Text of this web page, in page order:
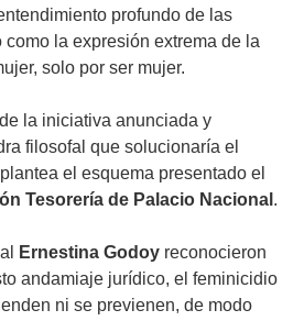
profundo de las
la expresión extrema de la
solo por ser mujer.
la iniciativa anunciada y
filosofal que solucionaría el
el esquema presentado el
Tesorería de Palacio Nacional .
Ernestina Godoy reconocieron
andamiaje jurídico, el feminicidio
ni se previenen, de modo